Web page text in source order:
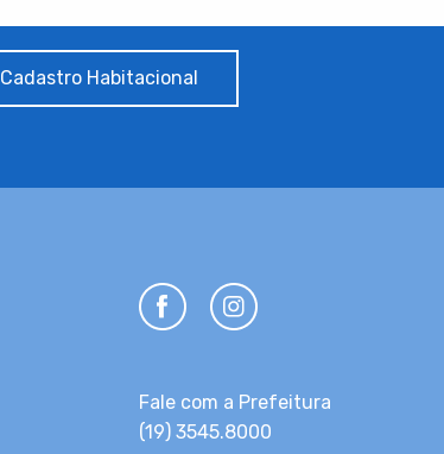
Cadastro Habitacional
Fale com a Prefeitura
(19) 3545.8000